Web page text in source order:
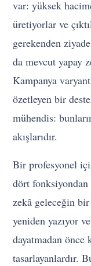
var: yüksek
üretiyorlar ve
gerekenden
da mevcut yapay
Kampanya
özetleyen bir
mühendis:
akışlarıdır.
Bir profesyonel
dört
zekâ geleceğin
yeniden yazıyor
dayatmadan önce
tasarlayanlardır.